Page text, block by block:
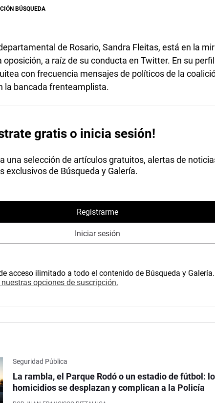
BÚSQUEDA
de Rosario, Sandra Fleitas, está en la
oposición, a raíz de su conducta en Twitter. En su
con frecuencia mensajes de políticos de la
la bancada frenteamplista.
gratis o inicia sesión!
una selección de artículos gratuitos, alertas de
exclusivos de Búsqueda y Galería.
Registrarme
Iniciar sesión
acceso ilimitado a todo el contenido de Búsqueda y Galería.
opciones de suscripción.
Seguridad Pública
La rambla, el Parque Rodó o un estadio de fútbol:
homicidios se desplazan y complican a la Policía